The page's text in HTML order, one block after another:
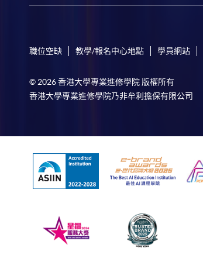
職位空缺 教學/報名中心地點 學員網站
© 2026 香港大學專業進修學院 版權所有
香港大學專業進修學院乃非牟利擔保有限公司